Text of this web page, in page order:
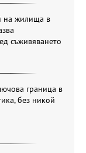
на жилища в
съживяването
граница в
без никой